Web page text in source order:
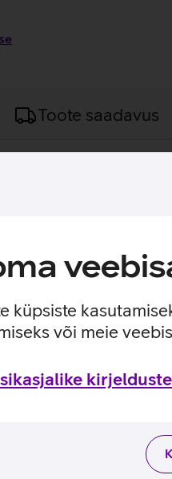
küpsiste
või meie
Toote saadavus
65’’ telerile.
mille kandevõime on
samal ajal hea
muudavad paigaldamise ja
MB6565_EST
ja kasutusviisidega